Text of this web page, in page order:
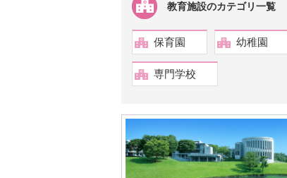
教育施設のカテゴリ一覧
保育園 幼稚園
専門学校